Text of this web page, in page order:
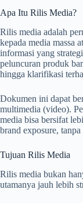
Apa Itu Rilis Media?
Rilis media adalah
kepada media massa
informasi yang
peluncuran produk
hingga klarifikasi
Dokumen ini dapat
multimedia (video).
media bisa bersifat
brand exposure,
Tujuan Rilis Media
Rilis media bukan
utamanya jauh lebih